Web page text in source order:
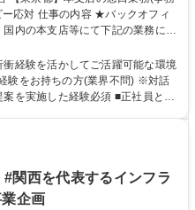
クオフィ
内の本支店等にて下記の業務に従
にて事務手続等の受付・オペレ
討・構築等 ≪業務紹介：ご応募前
career/circle/
経験を活かしてご活躍可能な環境
験をお持ちの方(業界不問) ※対話
した経験必須 ■正社員とし
いキャリアの選択肢があり、公募
戦できるカルチャーが浸透してい
関西を代表するインフラ
企画